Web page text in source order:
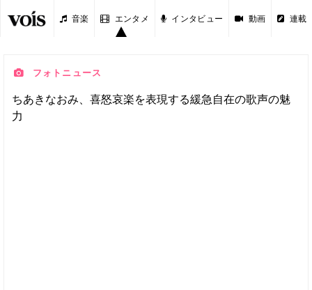
音楽 エンタメ インタビュー 動画 連載
フォトニュース
ちあきなおみ、喜怒哀楽を表現する緩急自在の歌声の魅
力